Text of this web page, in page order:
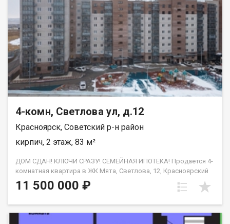
4-комн, Светлова ул, д.12
Красноярск, Советский р-н район
кирпич, 2 этаж, 83 м²
ДОМ СДАН! КЛЮЧИ СРАЗУ! СЕМЕЙНАЯ ИПОТЕКА! Продается 4-
комнатная квартира в ЖК Мята, Светлова, 12, Красноярский
край, Красноярск, Советский район от застройщика. Общая
площадь квартиры — 83 кв.м. Отдельная кухня, все комнаты
способу оплаты можно уточнить по телефону 255-35-05, в
11 500 000 ₽